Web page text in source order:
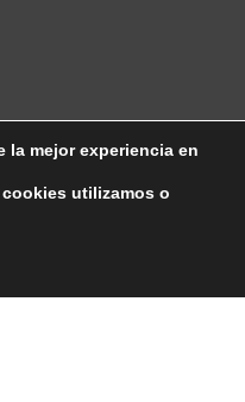
la mejor experiencia en
utilizamos o
BANNER DE COOKIES